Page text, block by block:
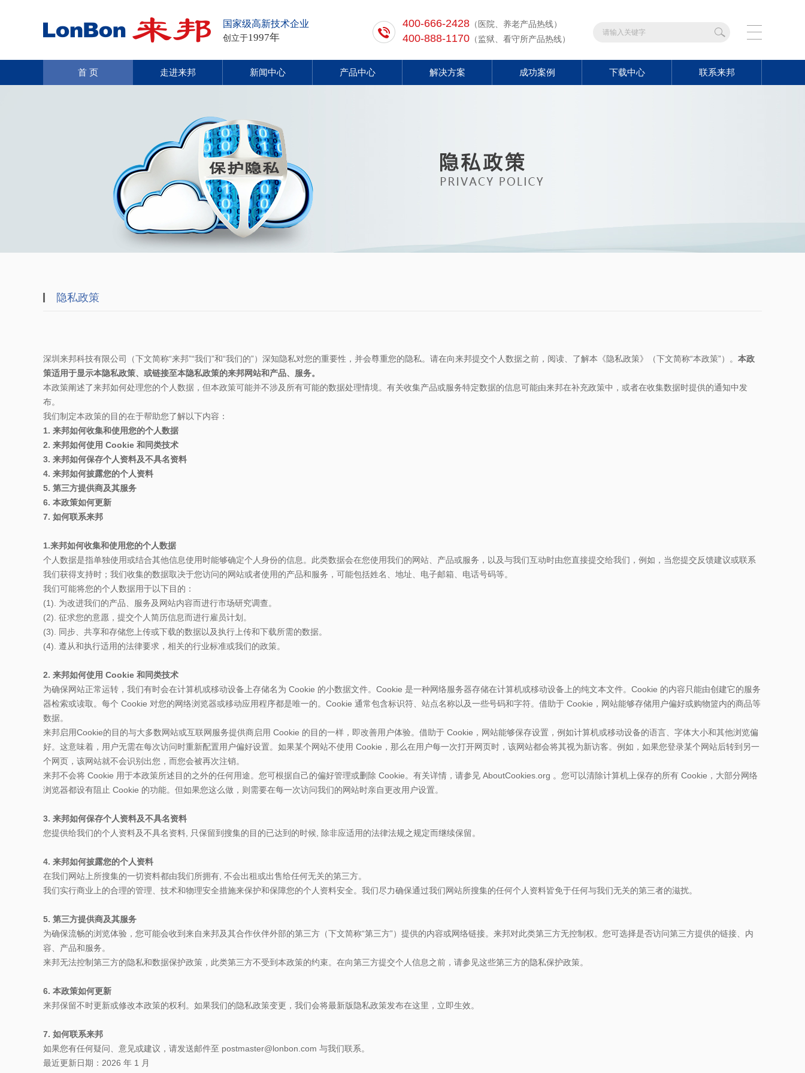
国家级高新技术企业
创立于1997年
400-666-2428 （医院、养老产品热线）
400-888-1170 （监狱、看守所产品热线）
首 页 走进来邦 新闻中心 产品中心 解决方案 成功案例 下载中心 联系来邦
隐私政策
深圳来邦科技有限公司（下文简称“来邦”“我们”和“我们的”）深知隐私对您的重要性，并会尊重您的隐私。请在向来邦提交个人数据之前，阅读、了解本《隐私政策》（下文简称“本政策”）。 本政
策适用于显示本隐私政策、或链接至本隐私政策的来邦网站和产品、服务。
本政策阐述了来邦如何处理您的个人数据，但本政策可能并不涉及所有可能的数据处理情境。有关收集产品或服务特定数据的信息可能由来邦在补充政策中，或者在收集数据时提供的通知中发
布。
我们制定本政策的目的在于帮助您了解以下内容：
1. 来邦如何收集和使用您的个人数据
2. 来邦如何使用 Cookie 和同类技术
3. 来邦如何保存个人资料及不具名资料
4. 来邦如何披露您的个人资料
5. 第三方提供商及其服务
6. 本政策如何更新
7. 如何联系来邦
1.来邦如何收集和使用您的个人数据
个人数据是指单独使用或结合其他信息使用时能够确定个人身份的信息。此类数据会在您使用我们的网站、产品或服务，以及与我们互动时由您直接提交给我们，例如，当您提交反馈建议或联系
我们获得支持时；我们收集的数据取决于您访问的网站或者使用的产品和服务，可能包括姓名、地址、电子邮箱、电话号码等。
我们可能将您的个人数据用于以下目的：
(1). 为改进我们的产品、服务及网站内容而进行市场研究调查。
(2). 征求您的意愿，提交个人简历信息而进行雇员计划。
(3). 同步、共享和存储您上传或下载的数据以及执行上传和下载所需的数据。
(4). 遵从和执行适用的法律要求，相关的行业标准或我们的政策。
2. 来邦如何使用 Cookie 和同类技术
为确保网站正常运转，我们有时会在计算机或移动设备上存储名为 Cookie 的小数据文件。Cookie 是一种网络服务器存储在计算机或移动设备上的纯文本文件。Cookie 的内容只能由创建它的服务
器检索或读取。每个 Cookie 对您的网络浏览器或移动应用程序都是唯一的。Cookie 通常包含标识符、站点名称以及一些号码和字符。借助于 Cookie，网站能够存储用户偏好或购物篮内的商品等
数据。
来邦启用Cookie的目的与大多数网站或互联网服务提供商启用 Cookie 的目的一样，即改善用户体验。借助于 Cookie，网站能够保存设置，例如计算机或移动设备的语言、字体大小和其他浏览偏
好。这意味着，用户无需在每次访问时重新配置用户偏好设置。如果某个网站不使用 Cookie，那么在用户每一次打开网页时，该网站都会将其视为新访客。例如，如果您登录某个网站后转到另一
个网页，该网站就不会识别出您，而您会被再次注销。
来邦不会将 Cookie 用于本政策所述目的之外的任何用途。您可根据自己的偏好管理或删除 Cookie。有关详情，请参见 AboutCookies.org 。您可以清除计算机上保存的所有 Cookie，大部分网络
浏览器都设有阻止 Cookie 的功能。但如果您这么做，则需要在每一次访问我们的网站时亲自更改用户设置。
3. 来邦如何保存个人资料及不具名资料
您提供给我们的个人资料及不具名资料, 只保留到搜集的目的已达到的时候, 除非应适用的法律法规之规定而继续保留。
4. 来邦如何披露您的个人资料
在我们网站上所搜集的一切资料都由我们所拥有, 不会出租或出售给任何无关的第三方。
我们实行商业上的合理的管理、技术和物理安全措施来保护和保障您的个人资料安全。我们尽力确保通过我们网站所搜集的任何个人资料皆免于任何与我们无关的第三者的滋扰。
5. 第三方提供商及其服务
为确保流畅的浏览体验，您可能会收到来自来邦及其合作伙伴外部的第三方（下文简称“第三方”）提供的内容或网络链接。来邦对此类第三方无控制权。您可选择是否访问第三方提供的链接、内
容、产品和服务。
来邦无法控制第三方的隐私和数据保护政策，此类第三方不受到本政策的约束。在向第三方提交个人信息之前，请参见这些第三方的隐私保护政策。
6. 本政策如何更新
来邦保留不时更新或修改本政策的权利。如果我们的隐私政策变更，我们会将最新版隐私政策发布在这里，立即生效。
7. 如何联系来邦
如果您有任何疑问、意见或建议，请发送邮件至 postmaster@lonbon.com 与我们联系。
最近更新日期：2026 年 1 月